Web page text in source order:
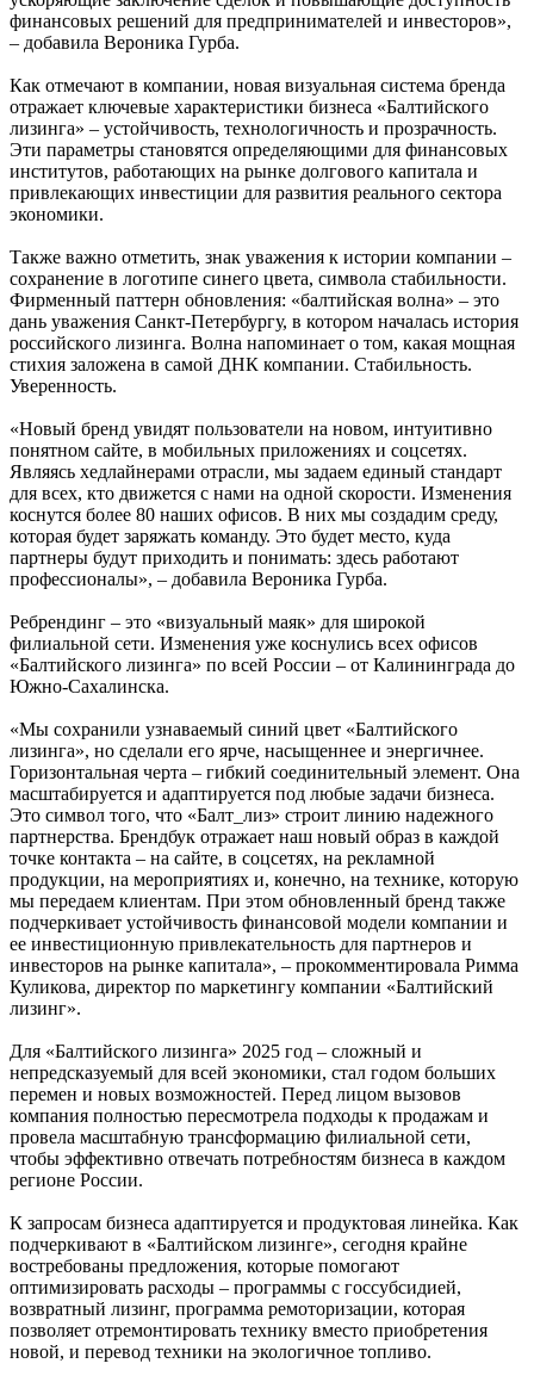
финансовых решений для предпринимателей и инвесторов»,
– добавила Вероника Гурба.
Как отмечают в компании, новая визуальная система бренда
отражает ключевые характеристики бизнеса «Балтийского
лизинга» – устойчивость, технологичность и прозрачность.
Эти параметры становятся определяющими для финансовых
институтов, работающих на рынке долгового капитала и
привлекающих инвестиции для развития реального сектора
экономики.
Также важно отметить, знак уважения к истории компании –
сохранение в логотипе синего цвета, символа стабильности.
Фирменный паттерн обновления: «балтийская волна» – это
дань уважения Санкт-Петербургу, в котором началась история
российского лизинга. Волна напоминает о том, какая мощная
стихия заложена в самой ДНК компании. Стабильность.
Уверенность.
«Новый бренд увидят пользователи на новом, интуитивно
понятном сайте, в мобильных приложениях и соцсетях.
Являясь хедлайнерами отрасли, мы задаем единый стандарт
для всех, кто движется с нами на одной скорости. Изменения
коснутся более 80 наших офисов. В них мы создадим среду,
которая будет заряжать команду. Это будет место, куда
партнеры будут приходить и понимать: здесь работают
профессионалы», – добавила Вероника Гурба.
Ребрендинг – это «визуальный маяк» для широкой
филиальной сети. Изменения уже коснулись всех офисов
«Балтийского лизинга» по всей России – от Калининграда до
Южно-Сахалинска.
«Мы сохранили узнаваемый синий цвет «Балтийского
лизинга», но сделали его ярче, насыщеннее и энергичнее.
Горизонтальная черта – гибкий соединительный элемент. Она
масштабируется и адаптируется под любые задачи бизнеса.
Это символ того, что «Балт_лиз» строит линию надежного
партнерства. Брендбук отражает наш новый образ в каждой
точке контакта – на сайте, в соцсетях, на рекламной
продукции, на мероприятиях и, конечно, на технике, которую
мы передаем клиентам. При этом обновленный бренд также
подчеркивает устойчивость финансовой модели компании и
ее инвестиционную привлекательность для партнеров и
инвесторов на рынке капитала», – прокомментировала Римма
Куликова, директор по маркетингу компании «Балтийский
лизинг».
Для «Балтийского лизинга» 2025 год – сложный и
непредсказуемый для всей экономики, стал годом больших
перемен и новых возможностей. Перед лицом вызовов
компания полностью пересмотрела подходы к продажам и
провела масштабную трансформацию филиальной сети,
чтобы эффективно отвечать потребностям бизнеса в каждом
регионе России.
К запросам бизнеса адаптируется и продуктовая линейка. Как
подчеркивают в «Балтийском лизинге», сегодня крайне
востребованы предложения, которые помогают
оптимизировать расходы – программы с госсубсидией,
возвратный лизинг, программа ремоторизации, которая
позволяет отремонтировать технику вместо приобретения
новой, и перевод техники на экологичное топливо.